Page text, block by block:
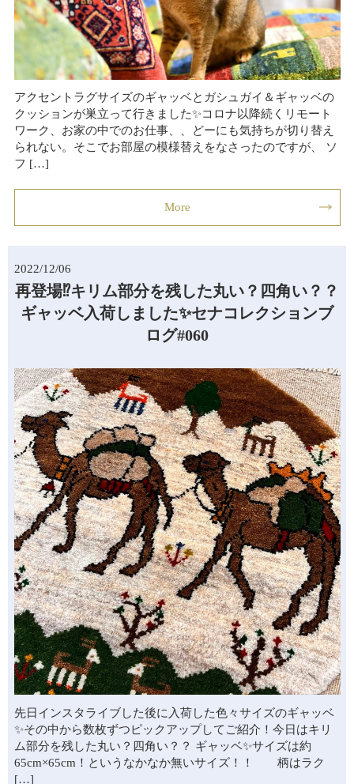
アクセントラグサイズのギャッベとガシュガイ＆ギャッベの
クッションが巣立って行きました✨コロナ以降続くリモート
ワーク、お家の中でのお仕事、、どーにも気持ちが切り替え
られない。そこでお部屋の模様替えをなさったのですが、 ソ
フ […]
More
2022/12/06
再登場⁉キリム部分を残した丸い？四角い？？
ギャッベ入荷しました✨セナコレクションブ
ログ#060
先日インスタライブした後に入荷した色々サイズのギャッベ
✨その中から数枚ずつピックアップしてご紹介！今日はキリ
ム部分を残した丸い？四角い？？ ギャッベ✨サイズは約
65cm×65cm！というなかなか無いサイズ！！ 柄はラク
[…]